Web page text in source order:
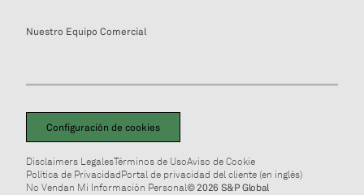
Nuestro Equipo Comercial
Configuración de cookies
Disclaimers LegalesTérminos de UsoAviso de Cookie
Política de PrivacidadPortal de privacidad del cliente (en inglés)
No Vendan Mi Información Personal© 2026 S&P Global